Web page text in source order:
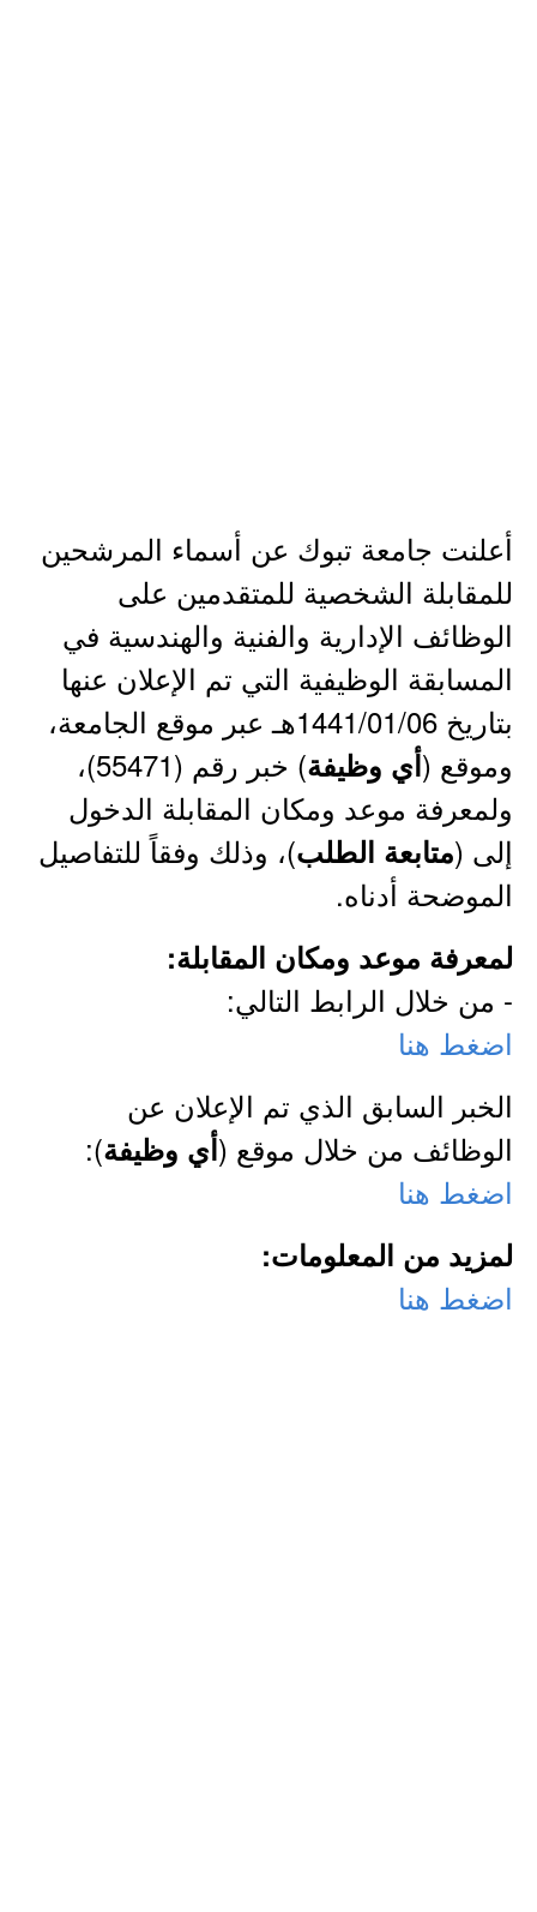
أعلنت جامعة تبوك عن أسماء المرشحين
للمقابلة الشخصية للمتقدمين على
الوظائف الإدارية والفنية والهندسية في
المسابقة الوظيفية التي تم الإعلان عنها
بتاريخ 1441/01/06هـ عبر موقع الجامعة،
وموقع (أي وظيفة
) خبر رقم (55471)،
ولمعرفة موعد ومكان المقابلة الدخول
إلى (متابعة الطلب)، وذلك وفقاً للتفاصيل
الموضحة أدناه.
لمعرفة موعد ومكان المقابلة:
- من خلال الرابط التالي:
اضغط هنا
الخبر السابق الذي تم الإعلان عن
الوظائف من خلال موقع (أي وظيفة):
اضغط هنا
لمزيد من المعلومات:
اضغط هنا